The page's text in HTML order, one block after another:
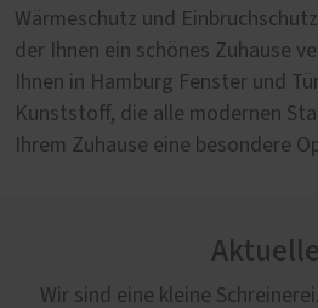
Wärmeschutz und
der Ihnen ein schönes Zuhause
Ihnen in Hamburg Fenster und
Kunststoff, die alle modernen
Ihrem Zuhause eine besondere
Wir sind eine kleine